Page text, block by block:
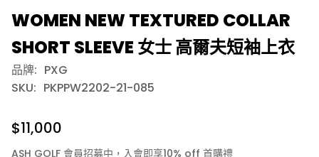
WOMEN NEW TEXTURED COLLAR
SHORT SLEEVE 女士 高爾夫短袖上衣
品牌: PXG
SKU: PKPPW2202-21-085
$11,000
ASH GOLF 會員招募中，入會即享10% off 首購禮